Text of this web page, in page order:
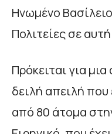
Ηνωμένο
Πολιτείες σε
Πρόκειται για
δειλή απειλή
από 80 άτομα